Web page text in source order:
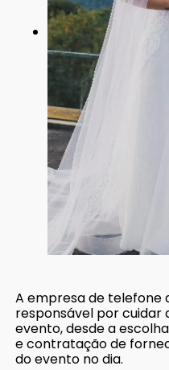
A empresa de telefone
responsável por cuidar
evento, desde a
e contratação de
do evento no dia.